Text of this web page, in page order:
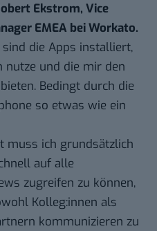
Ekstrom, Vice
EMEA beiWorkato.
die Apps installiert,
nutze und die mir den
Bedingt durch die
so etwas wie ein
muss ich grundsätzlich
auf alle
zugreifen zu können,
Kolleg:innen als
kommunizieren zu